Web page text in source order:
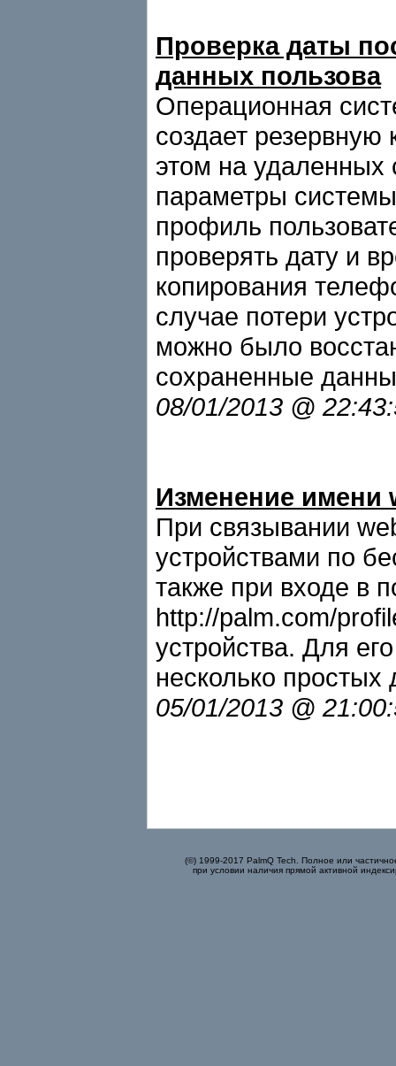
Проверка даты
данных пользова
Операционная
создает
этом на удаленных
параметры
профиль
проверять дату и
копирования
случае потери
можно было
сохраненные
08/01/2013 @
Изменение имени
При связывании
устройствами по
также при входе в
http://palm.com/
устройства. Для
несколько простых
05/01/2013 @
(©) 1999-2017 PalmQ Tech. Полное или
при условии наличия прямой активной